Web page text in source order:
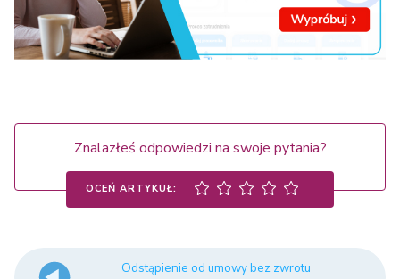
Znalazłeś odpowiedzi na swoje pytania?
OCEŃ ARTYKUŁ:
Odstąpienie od umowy bez zwrotu